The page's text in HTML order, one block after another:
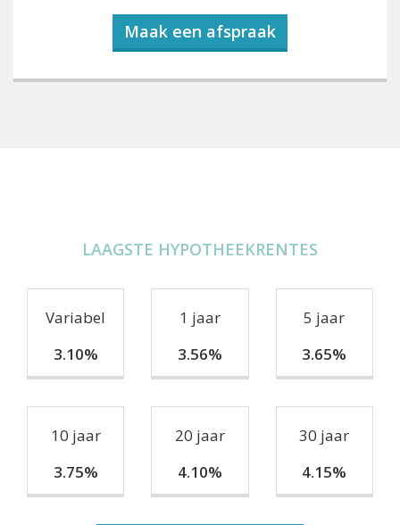
Maak een afspraak
LAAGSTE HYPOTHEEKRENTES
Variabel
3.10%
1 jaar
3.56%
5 jaar
3.65%
10 jaar
3.75%
20 jaar
4.10%
30 jaar
4.15%